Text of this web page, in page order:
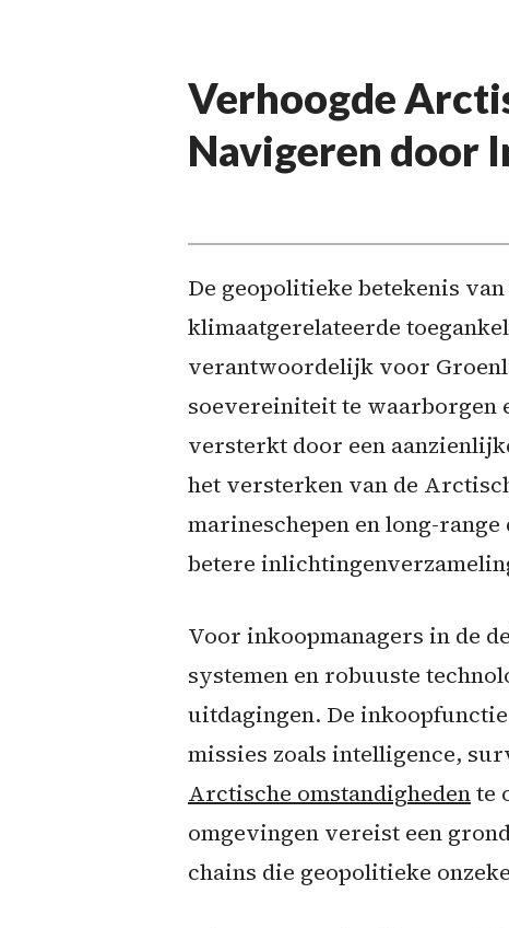
Verhoogde
Navigeren door
De geopolitieke betekenis
klimaatgerelateerde
verantwoordelijk voor
soevereiniteit te waarborgen
versterkt door een
het versterken van de
marineschepen en long-
betere
Voor inkoopmanagers in de
systemen en robuuste
uitdagingen. De
missies zoals intelligence,
Arctische omstandighedente
omgevingen vereist een
chains die geopolitieke